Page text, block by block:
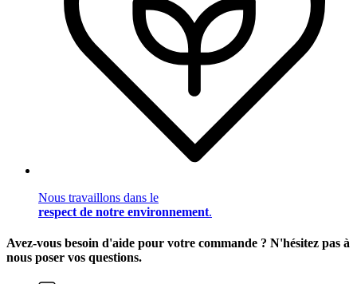
Nous travaillons dans le
respect de notre environnement.
Avez-vous besoin d'aide pour votre commande ? N'hésitez pas à
nous poser vos questions.